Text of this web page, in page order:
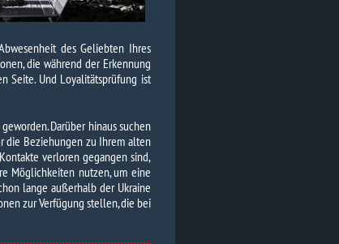
des Geliebten Ihres
die während der Erkennung
Seite. Und Loyalitätsprüfung ist
Darüber hinaus suchen
die Beziehungen zu Ihrem alten
verloren gegangen sind,
Möglichkeiten nutzen, um eine
lange außerhalb der Ukraine
zur Verfügung stellen, die bei